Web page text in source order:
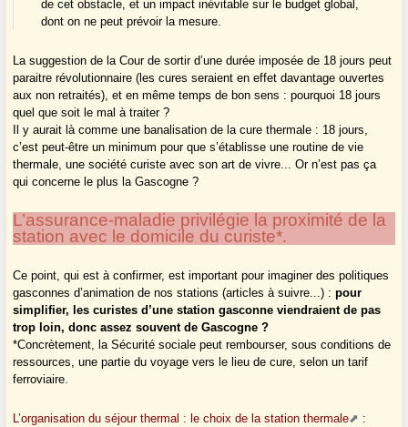
de cet obstacle, et un impact inévitable sur le budget global,
dont on ne peut prévoir la mesure.
La suggestion de la Cour de sortir d’une durée imposée de 18 jours peut
paraitre révolutionnaire (les cures seraient en effet davantage ouvertes
aux non retraités), et en même temps de bon sens : pourquoi 18 jours
quel que soit le mal à traiter ?
Il y aurait là comme une banalisation de la cure thermale : 18 jours,
c’est peut-être un minimum pour que s’établisse une routine de vie
thermale, une société curiste avec son art de vivre... Or n’est pas ça
qui concerne le plus la Gascogne ?
L’assurance-maladie privilégie la proximité de la
station avec le domicile du curiste*.
Ce point, qui est à confirmer, est important pour imaginer des politiques
gasconnes d’animation de nos stations (articles à suivre...) :pour
simplifier, les curistes d’une station gasconne viendraient de pas
trop loin, donc assez souvent de Gascogne ?
*Concrètement, la Sécurité sociale peut rembourser, sous conditions de
ressources, une partie du voyage vers le lieu de cure, selon un tarif
ferroviaire.
L’organisation du séjour thermal : le choix de la station thermale :